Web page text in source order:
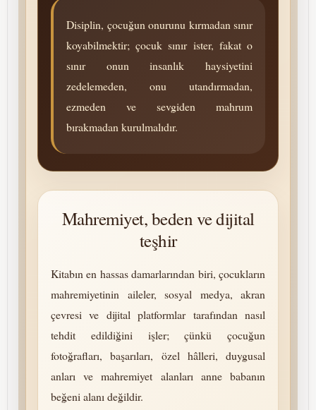
Disiplin, çocuğun onurunu kırmadan sınır
koyabilmektir; çocuk sınır ister, fakat o
sınır onun insanlık haysiyetini
zedelemeden, onu utandırmadan,
ezmeden ve sevgiden mahrum
bırakmadan kurulmalıdır.
Mah­remiyet, beden ve dijital
teşhir
Kitabın en hassas damarlarından biri, çocukların
mah­remiyetinin aileler, sosyal medya, akran
çevresi ve dijital platformlar tarafından nasıl
tehdit edildiğini işler; çünkü çocuğun
fotoğrafları, başarıları, özel hâlleri, duygusal
anları ve mah­remiyet alanları anne babanın
beğeni alanı değildir.